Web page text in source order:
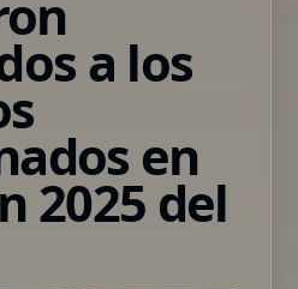
a los
en
2025 del